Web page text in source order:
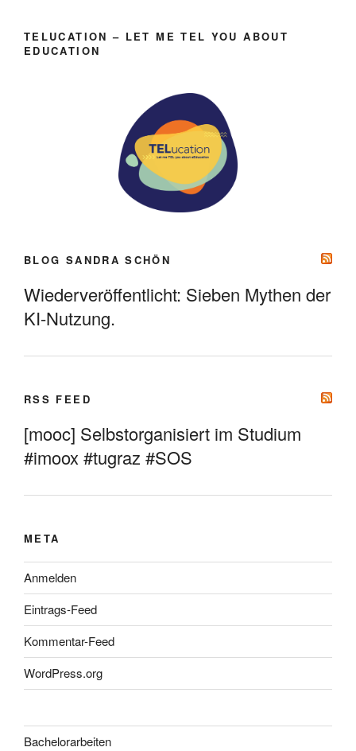
TELUCATION – LET ME TEL YOU ABOUT
EDUCATION
BLOG SANDRA SCHÖN
Wiederveröffentlicht: Sieben Mythen der
KI-Nutzung.
RSS FEED
[mooc] Selbstorganisiert im Studium
#imoox #tugraz #SOS
META
Anmelden
Eintrags-Feed
Kommentar-Feed
WordPress.org
Bachelorarbeiten